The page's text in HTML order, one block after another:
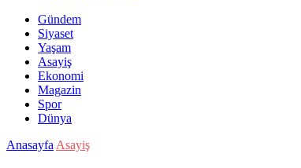
Gündem
Siyaset
Yaşam
Asayiş
Ekonomi
Magazin
Spor
Dünya
Anasayfa Asayiş